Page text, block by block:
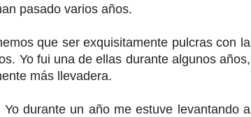
pasado varios años.
que ser exquisitamente pulcras con la
Yo fui una de ellas durante algunos años,
más llevadera.
durante un año me estuve levantando a